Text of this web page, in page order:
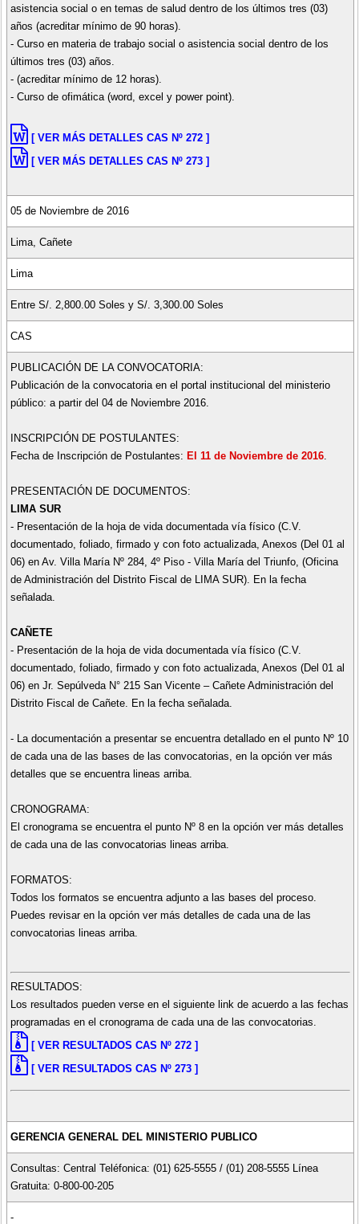
asistencia social o en temas de salud dentro de los últimos tres (03)
años (acreditar mínimo de 90 horas).
- Curso en materia de trabajo social o asistencia social dentro de los
últimos tres (03) años.
- (acreditar mínimo de 12 horas).
- Curso de ofimática (word, excel y power point).
[ VER MÁS DETALLES CAS Nº 272 ]
[ VER MÁS DETALLES CAS Nº 273 ]
05 de Noviembre de 2016
Lima, Cañete
Lima
Entre S/. 2,800.00 Soles y S/. 3,300.00 Soles
CAS
PUBLICACIÓN DE LA CONVOCATORIA:
Publicación de la convocatoria en el portal institucional del ministerio
público: a partir del 04 de Noviembre 2016.
INSCRIPCIÓN DE POSTULANTES:
Fecha de Inscripción de Postulantes: El 11 de Noviembre de 2016.
PRESENTACIÓN DE DOCUMENTOS:
LIMA SUR
- Presentación de la hoja de vida documentada vía físico (C.V.
documentado, foliado, firmado y con foto actualizada, Anexos (Del 01 al
06) en Av. Villa María Nº 284, 4º Piso - Villa María del Triunfo, (Oficina
de Administración del Distrito Fiscal de LIMA SUR). En la fecha
señalada.
CAÑETE
- Presentación de la hoja de vida documentada vía físico (C.V.
documentado, foliado, firmado y con foto actualizada, Anexos (Del 01 al
06) en Jr. Sepúlveda N° 215 San Vicente – Cañete Administración del
Distrito Fiscal de Cañete. En la fecha señalada.
- La documentación a presentar se encuentra detallado en el punto Nº 10
de cada una de las bases de las convocatorias, en la opción ver más
detalles que se encuentra lineas arriba.
CRONOGRAMA:
El cronograma se encuentra el punto Nº 8 en la opción ver más detalles
de cada una de las convocatorias lineas arriba.
FORMATOS:
Todos los formatos se encuentra adjunto a las bases del proceso.
Puedes revisar en la opción ver más detalles de cada una de las
convocatorias lineas arriba.
RESULTADOS:
Los resultados pueden verse en el siguiente link de acuerdo a las fechas
programadas en el cronograma de cada una de las convocatorias.
[ VER RESULTADOS CAS Nº 272 ]
[ VER RESULTADOS CAS Nº 273 ]
GERENCIA GENERAL DEL MINISTERIO PUBLICO
Consultas: Central Teléfonica: (01) 625-5555 / (01) 208-5555 Línea
Gratuita: 0-800-00-205
-